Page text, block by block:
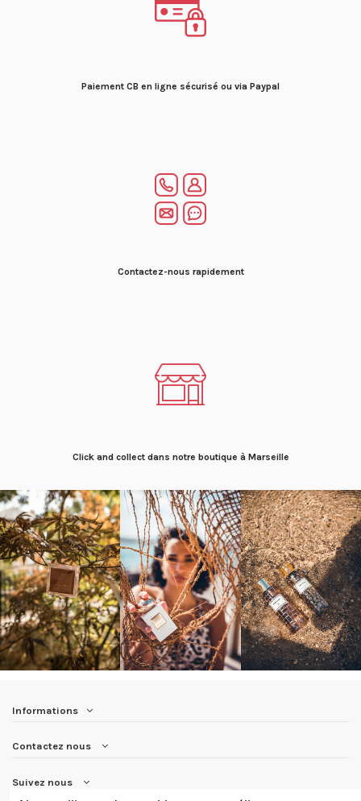
Paiement CB en ligne sécurisé ou via Paypal
Contactez-nous rapidement
Click and collect dans notre boutique à Marseille
Informations
Contactez nous
Suivez nous